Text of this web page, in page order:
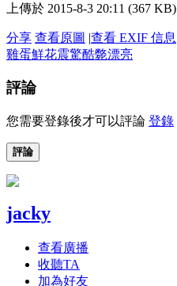
上傳於 2015-8-3 20:11 (367 KB)
分享 查看原圖 |查看 EXIF 信息
雞蛋鮮花震驚酷斃漂亮
評論
您需要登錄後才可以評論 登錄
評論
jacky
查看廣播
收聽TA
加為好友